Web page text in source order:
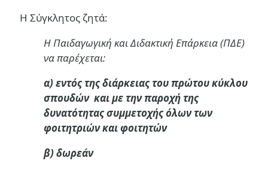
Η Σύγκλητος ζητά:
Η Παιδαγωγική και Διδακτική Επάρκεια (ΠΔΕ)
να παρέχεται:
α) εντός της διάρκειας του πρώτου κύκλου
σπουδών και με την παροχή της
δυνατότητας συμμετοχής όλων των
φοιτητριών και φοιτητών
β) δωρεάν